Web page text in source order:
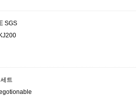
SGS
트